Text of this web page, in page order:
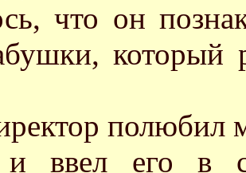
что он
который
полюбил
и ввел его в